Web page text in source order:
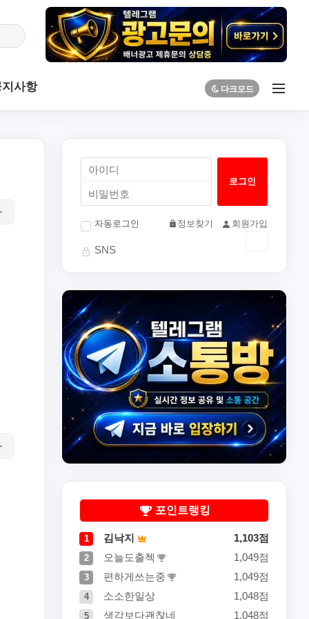
사항
자동로그인 정보찾기 회원가입
SNS
포인트랭킹
1 김낙지 1,103점
2 오늘도출첵 1,049점
3 편하게쓰는중 1,049점
4 소소한일상 1,048점
5 생각보다괜찮네 1,048점